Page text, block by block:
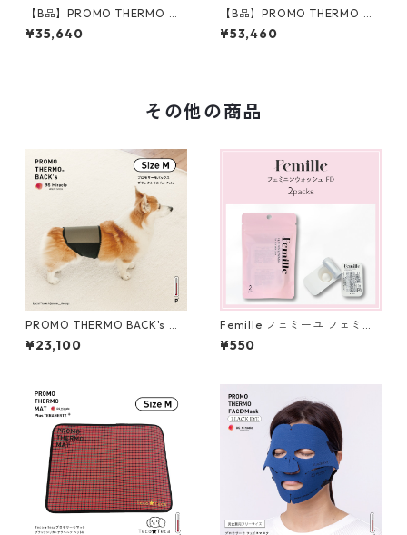
【B品】PROMO THERMO MA
T プロモサーモマット ブラッ
クシリカ Mサイズ
¥35,640
【B品】PROMO THERMO MA
T プロモサーモマット ブラッ
クシリカ Lサイズ
¥53,460
その他の商品
PROMO THERMO BACK's プ
ロモサーモバックス ブラック
シリカ for ペット M
¥23,100
Femille フェミーユ フェミニ
ンウォッシュFD 2 packs デリ
ケートゾーンソープ
¥550